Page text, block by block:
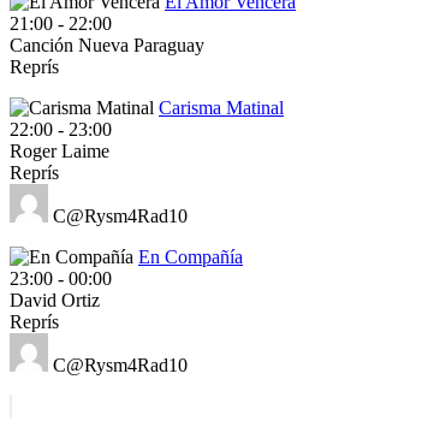
21:00 - 22:00
Canción Nueva Paraguay
Reprís
Carisma Matinal
22:00 - 23:00
Roger Laime
Reprís
C@Rysm4Rad10
En Compañía
23:00 - 00:00
David Ortiz
Reprís
C@Rysm4Rad10